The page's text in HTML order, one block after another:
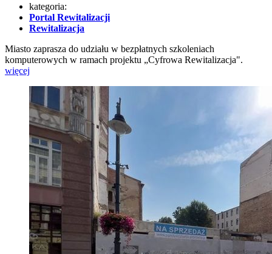
kategoria:
Portal Rewitalizacji
Rewitalizacja
Miasto zaprasza do udziału w bezpłatnych szkoleniach
komputerowych w ramach projektu „Cyfrowa Rewitalizacja".
więcej